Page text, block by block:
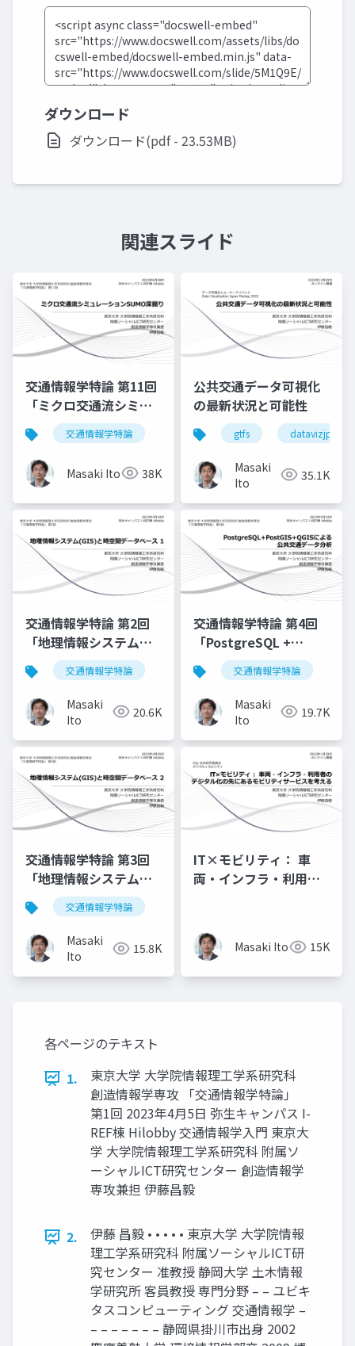
ダウンロード
ダウンロード(pdf - 23.53MB)
関連スライド
交通情報学特論 第11回
「ミクロ交通流シミュ
レーションSUMO深掘
り」講師：伊藤昌毅
交通情報学特論
Masaki Ito 38K
公共交通データ可視化
の最新状況と可能性
gtfs datavizjp
Masaki
Ito
35.1K
交通情報学特論 第2回
「地理情報システム
(GIS)と時空間データベ
ース 1」講師：伊藤昌
毅
交通情報学特論
Masaki
Ito
20.6K
交通情報学特論 第4回
「PostgreSQL +
PostGIS + QGIS による
公共交通データ分析
1」講師：伊藤昌毅
交通情報学特論
Masaki
Ito
19.7K
交通情報学特論 第3回
「地理情報システム
(GIS)と時空間データベ
ース2」講師：伊藤昌毅
交通情報学特論
Masaki
Ito
15.8K
IT×モビリティ： 車
両・インフラ・利用者
を考える
Masaki Ito 15K
各ページのテキスト
1.
東京大学 大学院情報理工学系研究科
創造情報学専攻 「交通情報学特論」
第1回 2023年4月5日 弥生キャンパス I-
REF棟 Hilobby 交通情報学入門 東京大
学 大学院情報理工学系研究科 附属ソ
ーシャルICT研究センター 創造情報学
専攻兼担 伊藤昌毅
2.
伊藤 昌毅 • • • • • 東京大学 大学院情報
理工学系研究科 附属ソーシャルICT研
究センター 准教授 静岡大学 土木情報
学研究所 客員教授 専門分野 – – ユビキ
タスコンピューティング 交通情報学 –
– – – – – – – 静岡県掛川市出身 2002